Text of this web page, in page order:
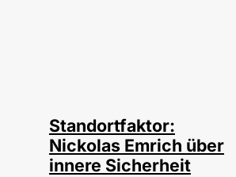
Standortfaktor:
Nickolas Emrich über
innere Sicherheit